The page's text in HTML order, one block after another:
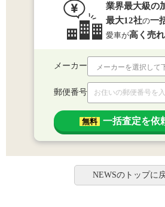
業界最大級の
最大12社の一
愛車が高く売
メーカー
郵便番号
無料 一括査定を依
NEWSのトップに